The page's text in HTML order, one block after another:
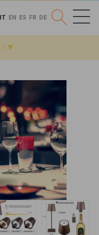
IT EN ES FR DE